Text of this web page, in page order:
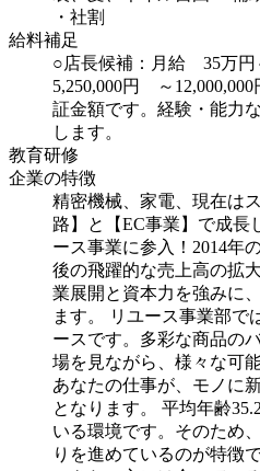
・社割
給料補足
○店長候補：月給 35万
5,250,000円 ～
証金額です。経験・能力
します。
教育研修
企業の特徴
精密機械、家電、現在は
路】と【EC事業】で成長
ース事業に参入！2014年
後の飛躍的な売上高の拡
業展開と資本力を強みに
ます。
リユース事業部で
ースです。多彩な商品の
場を見ながら、様々な可
あなたの仕事が、モノに
となります。
平均年齢
いる環境です。そのため
りを進めているのが特徴